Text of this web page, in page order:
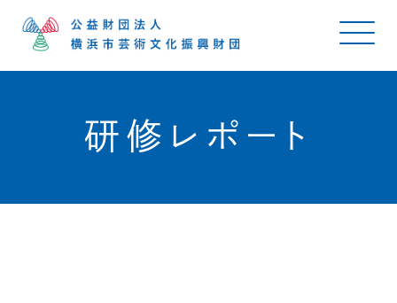
研修レポート